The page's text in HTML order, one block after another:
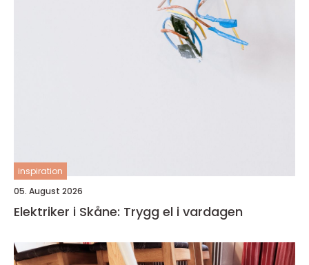
inspiration
05. August 2026
Elektriker i Skåne: Trygg el i vardagen